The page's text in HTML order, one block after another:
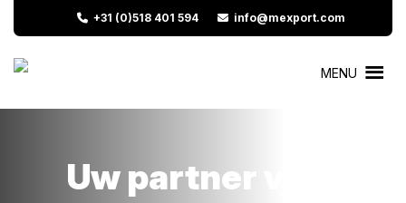
+31 (0)518 401 594 info@mexport.com
MENU
Uw partner voor